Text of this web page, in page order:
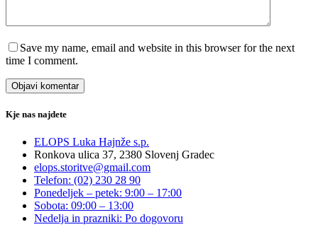
Save my name, email and website in this browser for the next
time I comment.
Objavi komentar
Kje nas najdete
ELOPS Luka Hajnže s.p.
Ronkova ulica 37, 2380 Slovenj Gradec
elops.storitve@gmail.com
Telefon: (02) 230 28 90
Ponedeljek – petek: 9:00 – 17:00
Sobota: 09:00 – 13:00
Nedelja in prazniki: Po dogovoru